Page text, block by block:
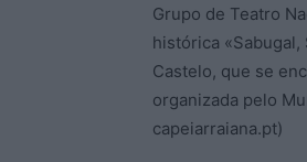
Grupo de Teatro
histórica
Castelo, que se
organizada pelo
capeiarraiana.pt)